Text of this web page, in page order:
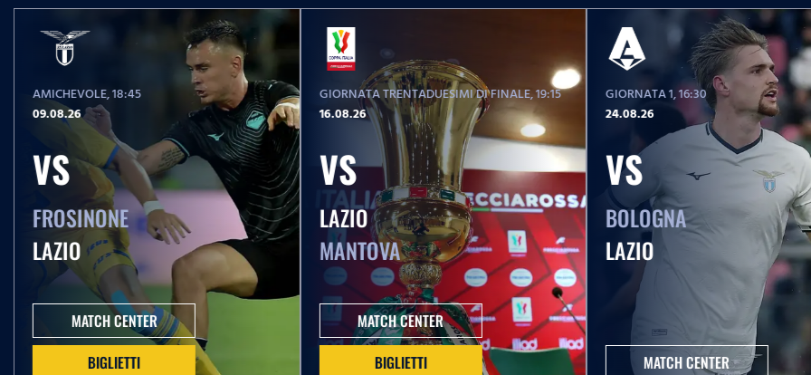
AMICHEVOLE, 18:45
09.08.26
VS
FROSINONE
LAZIO
MATCH CENTER
BIGLIETTI
GIORNATA TRENTADUESIMI DI FINALE, 19:15
16.08.26
VS
LAZIO
MANTOVA
MATCH CENTER
BIGLIETTI
GIORNATA 1, 16:30
24.08.26
VS
BOLOGNA
LAZIO
MATCH CENTER